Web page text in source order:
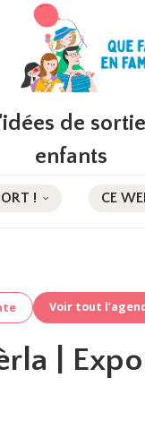
de
enfants
! CE
Voir tout
|